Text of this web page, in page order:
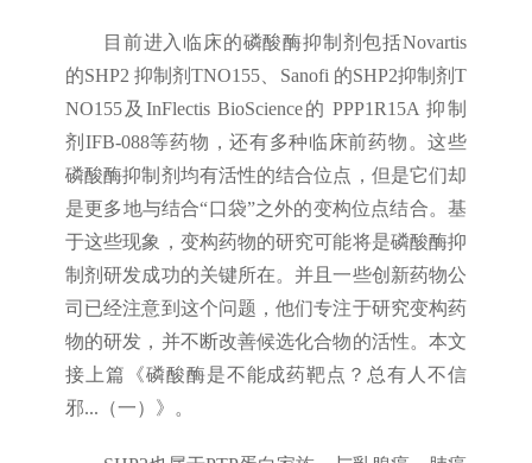
目前进入临床的磷酸酶抑制剂包括Novartis
的SHP2 抑制剂TNO155、Sanofi 的SHP2抑制剂T
NO155及InFlectis BioScience的 PPP1R15A 抑制
剂IFB-088等药物，还有多种临床前药物。这些
磷酸酶抑制剂均有活性的结合位点，但是它们却
是更多地与结合“口袋”之外的变构位点结合。基
于这些现象，变构药物的研究可能将是磷酸酶抑
制剂研发成功的关键所在。并且一些创新药物公
司已经注意到这个问题，他们专注于研究变构药
物的研发，并不断改善候选化合物的活性。本文
接上篇《磷酸酶是不能成药靶点？总有人不信
邪...（一）》。